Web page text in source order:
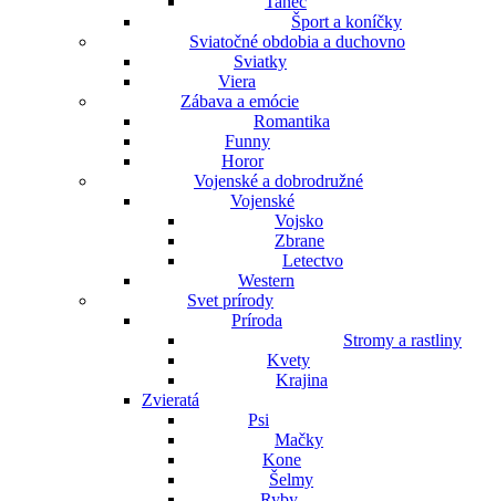
Šport a koníčky
Sviatočné obdobia a duchovno
Sviatky
Viera
Zábava a emócie
Romantika
Funny
Horor
Vojenské a dobrodružné
Vojenské
Vojsko
Zbrane
Letectvo
Western
Svet prírody
Príroda
Stromy a rastliny
Kvety
Krajina
Zvieratá
Psi
Mačky
Kone
Šelmy